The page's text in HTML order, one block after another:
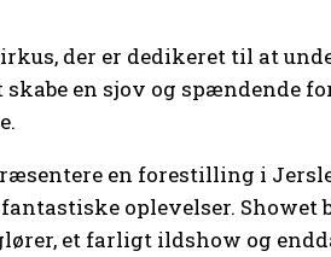
der er dedikeret til at
skabe en sjov og spændende
en forestilling i
oplevelser. Showet
et farligt ildshow og